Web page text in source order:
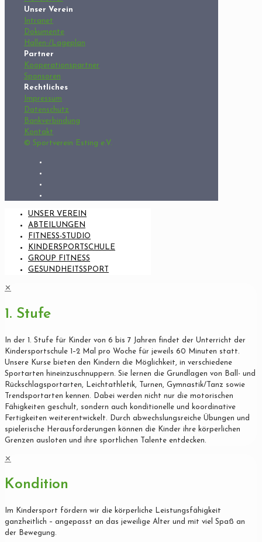
Unser Verein
Intranet
Dokumente
Hallen-/Lageplan
Partner
Kooperationspartner
Sponsoren
Rechtliches
Impressum
Datenschutz
Bankverbindung
Kontakt
© Sportverein Esting e.V.
UNSER VEREIN
ABTEILUNGEN
FITNESS-STUDIO
KINDERSPORTSCHULE
GROUP FITNESS
GESUNDHEITSSPORT
✕
1. Stufe
In der 1. Stufe für Kinder von 6 bis 7 Jahren findet der Unterricht der
Kindersportschule 1–2 Mal pro Woche für jeweils 60 Minuten statt.
Unsere Kurse bieten den Kindern die Möglichkeit, in verschiedene
Sportarten hineinzuschnuppern. Sie lernen die Grundlagen von Ball- und
Rückschlagsportarten, Leichtathletik, Turnen, Gymnastik/Tanz sowie
Trendsportarten kennen. Dabei werden nicht nur die motorischen
Fähigkeiten geschult, sondern auch konditionelle und koordinative
Fertigkeiten weiterentwickelt. Durch abwechslungsreiche Übungen und
spielerische Herausforderungen können die Kinder ihre körperlichen
Grenzen ausloten und ihre sportlichen Talente entdecken.
✕
Kondition
Im Kindersport fördern wir die körperliche Leistungsfähigkeit
ganzheitlich – angepasst an das jeweilige Alter und mit viel Spaß an
der Bewegung.